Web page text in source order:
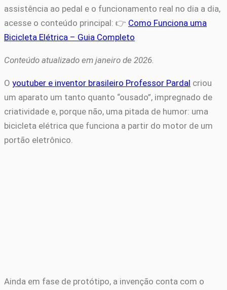
assistência ao pedal e o funcionamento real no dia a dia,
acesse o conteúdo principal: 👉 Como Funciona uma
Bicicleta Elétrica – Guia Completo
Conteúdo atualizado em janeiro de 2026.
O youtuber e inventor brasileiro Professor Pardal criou
um aparato um tanto quanto “ousado”, impregnado de
criatividade e, porque não, uma pitada de humor: uma
bicicleta elétrica que funciona a partir do motor de um
portão eletrônico.
Ainda em fase de protótipo, a invenção conta com o